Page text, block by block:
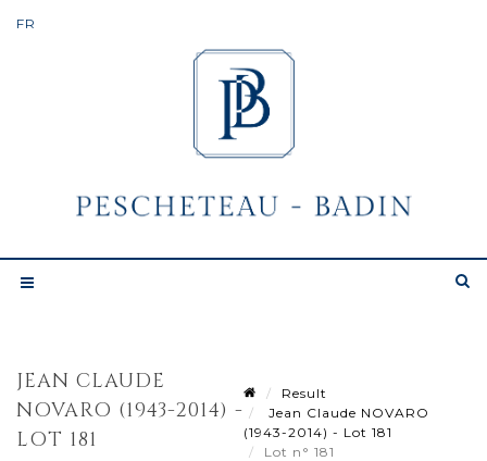
JEAN CLAUDE
NOVARO (1943-2014) -
LOT 181
Result
Jean Claude NOVARO
(1943-2014) - Lot 181
Lot n° 181